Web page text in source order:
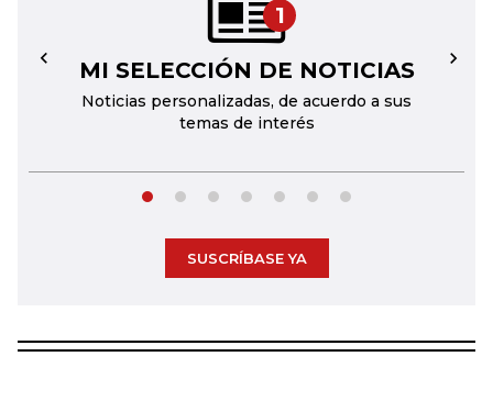
1
MI SELECCIÓN DE NOTICIAS
Noticias personalizadas, de acuerdo a sus
temas de interés
← →
SUSCRÍBASE YA